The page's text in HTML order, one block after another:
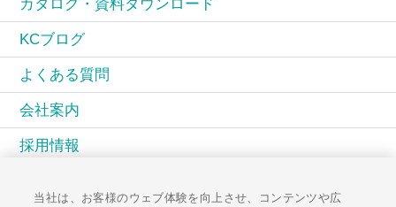
カタログ・資料ダウンロード
KCブログ
よくある質問
会社案内
採用情報
当社は、お客様のウェブ体験を向上させ、コンテンツや広